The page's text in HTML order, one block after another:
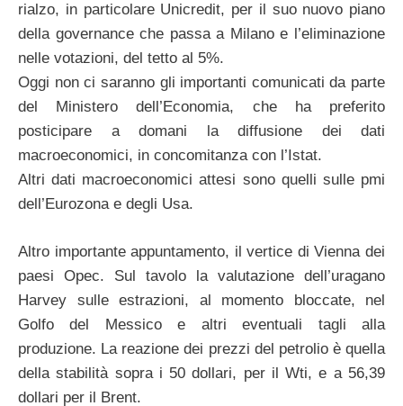
rialzo, in particolare Unicredit, per il suo nuovo piano
della governance che passa a Milano e l’eliminazione
nelle votazioni, del tetto al 5%.
Oggi non ci saranno gli importanti comunicati da parte
del Ministero dell’Economia, che ha preferito
posticipare a domani la diffusione dei dati
macroeconomici, in concomitanza con l’Istat.
Altri dati macroeconomici attesi sono quelli sulle pmi
dell’Eurozona e degli Usa.
Altro importante appuntamento, il vertice di Vienna dei
paesi Opec. Sul tavolo la valutazione dell’uragano
Harvey sulle estrazioni, al momento bloccate, nel
Golfo del Messico e altri eventuali tagli alla
produzione. La reazione dei prezzi del petrolio è quella
della stabilità sopra i 50 dollari, per il Wti, e a 56,39
dollari per il Brent.